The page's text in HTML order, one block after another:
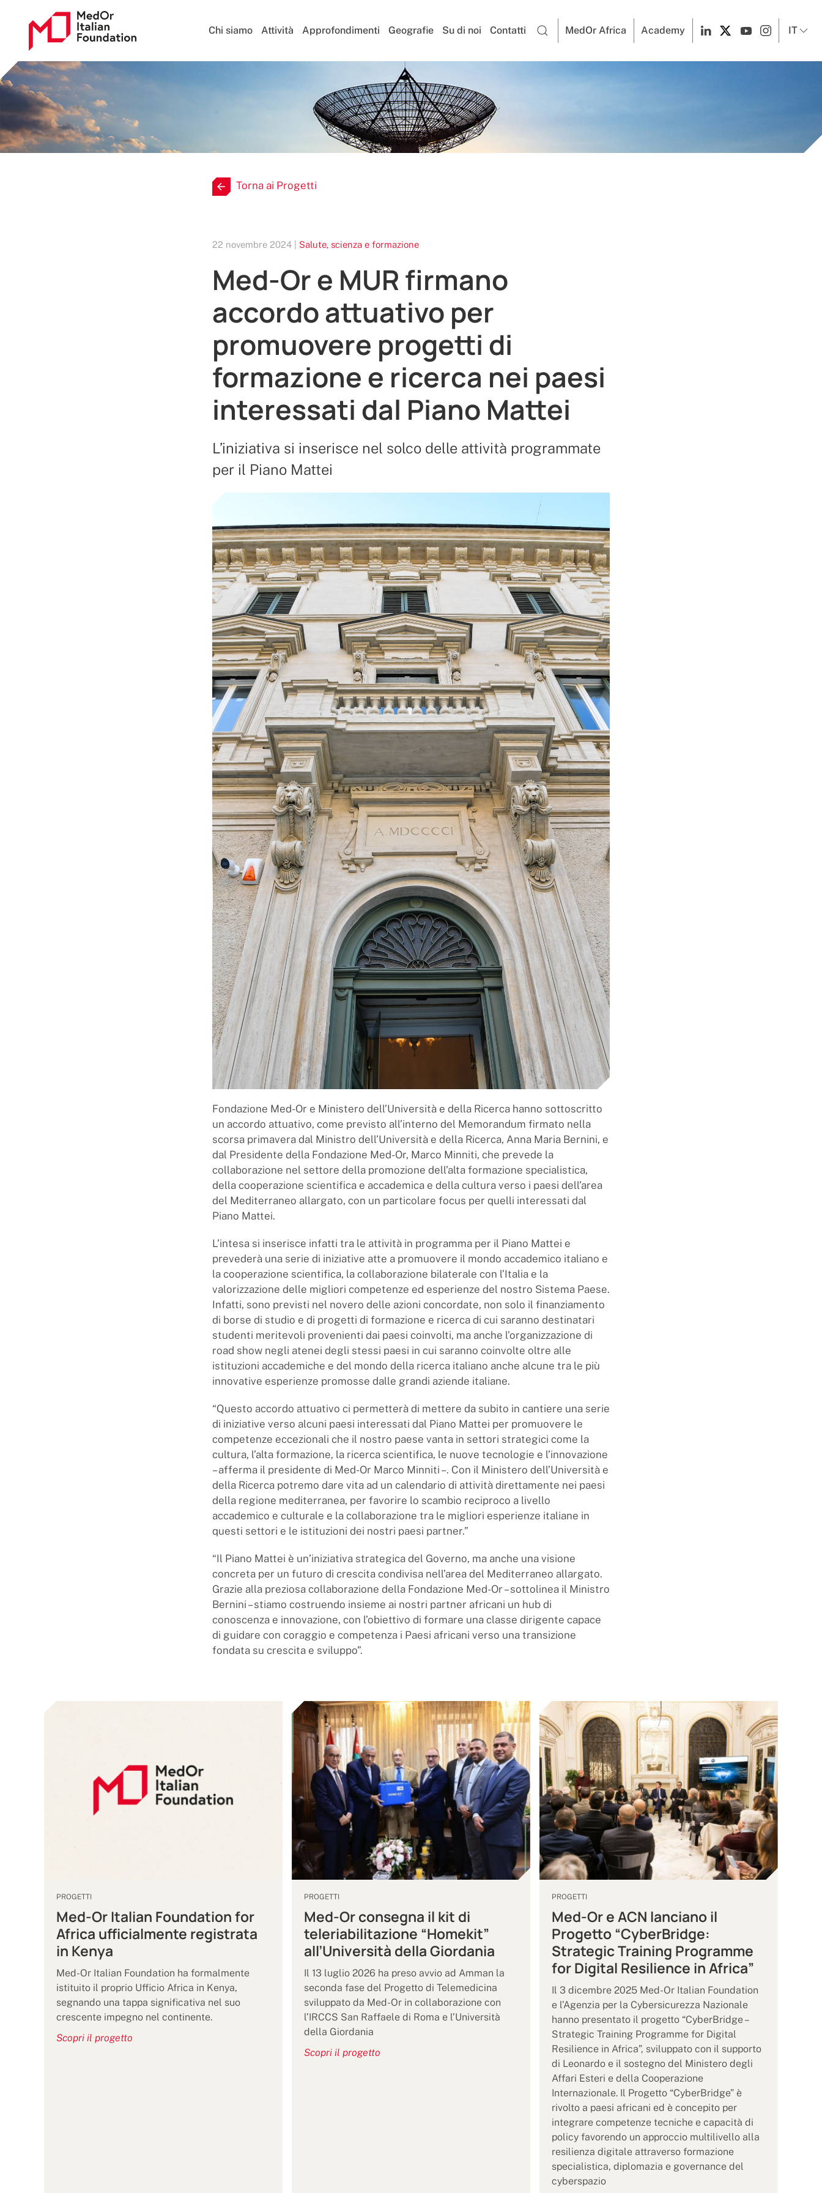
Chi siamo Attività Approfondimenti Geografie Su di noi Contatti MedOr Africa Academy IT
Torna ai Progetti
22 novembre 2024 | Salute, scienza e formazione
Med-Or e MUR firmano
accordo attuativo per
promuovere progetti di
formazione e ricerca nei paesi
interessati dal Piano Mattei
L’iniziativa si inserisce nel solco delle attività programmate
per il Piano Mattei
Fondazione Med-Or e Ministero dell’Università e della Ricerca hanno sottoscritto
un accordo attuativo, come previsto all’interno del Memorandum firmato nella
scorsa primavera dal Ministro dell’Università e della Ricerca, Anna Maria Bernini, e
dal Presidente della Fondazione Med-Or, Marco Minniti, che prevede la
collaborazione nel settore della promozione dell’alta formazione specialistica,
della cooperazione scientifica e accademica e della cultura verso i paesi dell’area
del Mediterraneo allargato, con un particolare focus per quelli interessati dal
Piano Mattei.
L’intesa si inserisce infatti tra le attività in programma per il Piano Mattei e
prevederà una serie di iniziative atte a promuovere il mondo accademico italiano e
la cooperazione scientifica, la collaborazione bilaterale con l’Italia e la
valorizzazione delle migliori competenze ed esperienze del nostro Sistema Paese.
Infatti, sono previsti nel novero delle azioni concordate, non solo il finanziamento
di borse di studio e di progetti di formazione e ricerca di cui saranno destinatari
studenti meritevoli provenienti dai paesi coinvolti, ma anche l’organizzazione di
road show negli atenei degli stessi paesi in cui saranno coinvolte oltre alle
istituzioni accademiche e del mondo della ricerca italiano anche alcune tra le più
innovative esperienze promosse dalle grandi aziende italiane.
“Questo accordo attuativo ci permetterà di mettere da subito in cantiere una serie
di iniziative verso alcuni paesi interessati dal Piano Mattei per promuovere le
competenze eccezionali che il nostro paese vanta in settori strategici come la
cultura, l’alta formazione, la ricerca scientifica, le nuove tecnologie e l’innovazione
– afferma il presidente di Med-Or Marco Minniti –. Con il Ministero dell’Università e
della Ricerca potremo dare vita ad un calendario di attività direttamente nei paesi
della regione mediterranea, per favorire lo scambio reciproco a livello
accademico e culturale e la collaborazione tra le migliori esperienze italiane in
questi settori e le istituzioni dei nostri paesi partner.”
“Il Piano Mattei è un’iniziativa strategica del Governo, ma anche una visione
concreta per un futuro di crescita condivisa nell’area del Mediterraneo allargato.
Grazie alla preziosa collaborazione della Fondazione Med-Or – sottolinea il Ministro
Bernini – stiamo costruendo insieme ai nostri partner africani un hub di
conoscenza e innovazione, con l’obiettivo di formare una classe dirigente capace
di guidare con coraggio e competenza i Paesi africani verso una transizione
fondata su crescita e sviluppo”.
PROGETTI
Med-Or Italian Foundation for
Africa ufficialmente registrata
in Kenya
Med-Or Italian Foundation ha formalmente
istituito il proprio Ufficio Africa in Kenya,
segnando una tappa significativa nel suo
crescente impegno nel continente.
Scopri il progetto
PROGETTI
Med-Or consegna il kit di
teleriabilitazione “Homekit”
all’Università della Giordania
Il 13 luglio 2026 ha preso avvio ad Amman la
seconda fase del Progetto di Telemedicina
sviluppato da Med-Or in collaborazione con
l’IRCCS San Raffaele di Roma e l’Università
della Giordania
Scopri il progetto
PROGETTI
Med-Or e ACN lanciano il
Progetto “CyberBridge:
Strategic Training Programme
for Digital Resilience in Africa”
Il 3 dicembre 2025 Med-Or Italian Foundation
e l’Agenzia per la Cybersicurezza Nazionale
hanno presentato il progetto “CyberBridge –
Strategic Training Programme for Digital
Resilience in Africa”, sviluppato con il supporto
di Leonardo e il sostegno del Ministero degli
Affari Esteri e della Cooperazione
Internazionale. Il Progetto “CyberBridge” è
rivolto a paesi africani ed è concepito per
integrare competenze tecniche e capacità di
policy favorendo un approccio multilivello alla
resilienza digitale attraverso formazione
specialistica, diplomazia e governance del
cyberspazio